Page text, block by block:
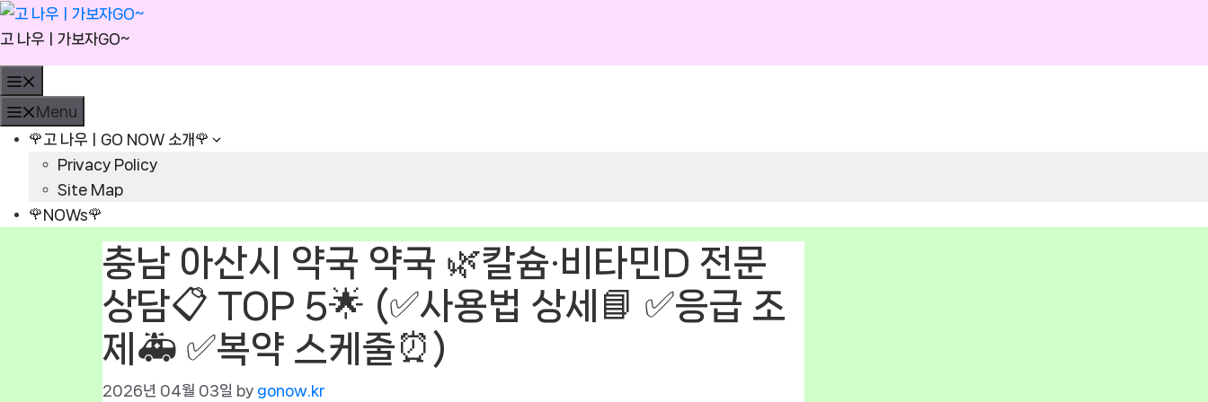
Skip
to
content
고 나우ㅣ가보자GO~
Menu
🌹고 나우ㅣGO NOW 소개🌹
Privacy Policy
Site Map
🌹NOWs🌹
충남 아산시 약국 약국 🌿칼슘·비타민D 전문
상담📋 TOP 5🌟 (✅사용법 상세📘 ✅응급 조
제🚑 ✅복약 스케줄⏰)
2026년 04월 03일 by gonow.kr